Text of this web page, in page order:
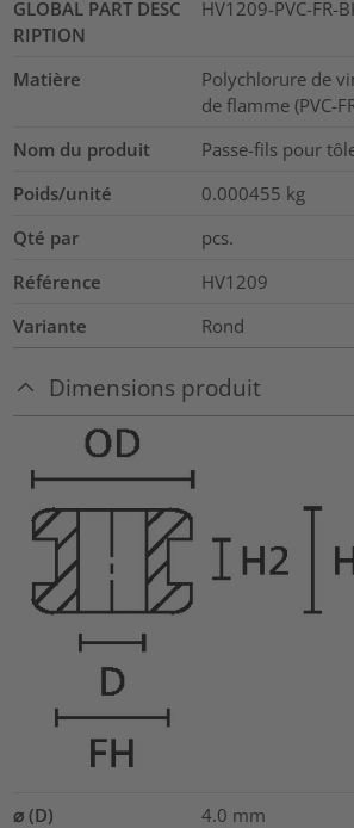
GLOBAL PART DESC
RIPTION
HV1209-PVC-FR-
Matière
Polychlorure de
de flamme (PVC-
Nom du produit
Passe-fils pour
Poids/unité
0.000455 kg
Qté par
pcs.
Référence
HV1209
Variante
Rond
Dimensions produit
⌀ (D) 4.0 mm